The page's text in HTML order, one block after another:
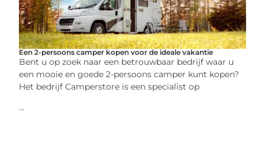
Een 2-persoons camper kopen voor de ideale vakantie
Bent u op zoek naar een betrouwbaar bedrijf waar u
een mooie en goede 2-persoons camper kunt kopen?
Het bedrijf Camperstore is een specialist op
...